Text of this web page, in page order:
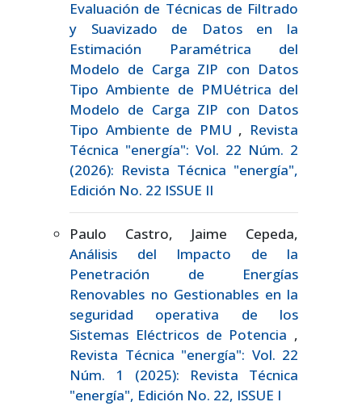
Evaluación de Técnicas de Filtrado
y Suavizado de Datos en la
Estimación Paramétrica del
Modelo de Carga ZIP con Datos
Tipo Ambiente de PMUétrica del
Modelo de Carga ZIP con Datos
Tipo Ambiente de PMU , Revista
Técnica "energía": Vol. 22 Núm. 2
(2026): Revista Técnica "energía",
Edición No. 22 ISSUE II
Paulo Castro, Jaime Cepeda,
Análisis del Impacto de la
Penetración de Energías
Renovables no Gestionables en la
seguridad operativa de los
Sistemas Eléctricos de Potencia ,
Revista Técnica "energía": Vol. 22
Núm. 1 (2025): Revista Técnica
"energía", Edición No. 22, ISSUE I